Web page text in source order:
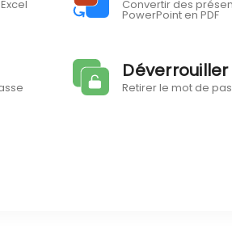
Convertir des
PowerPoint en PDF
Déverrouiller
Retirer le mot de